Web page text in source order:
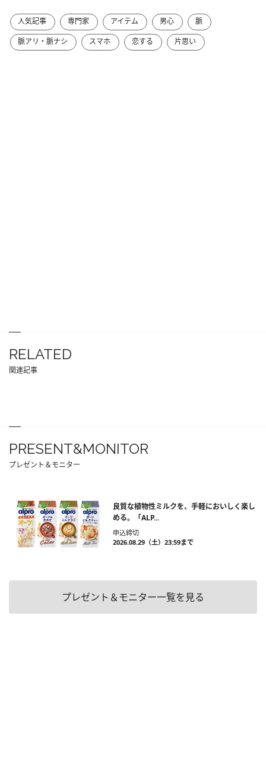
人気記事 専門家 アイテム 男心
脈
脈アリ・脈ナシ
スマホ 恋する 片思い
RELATED
関連記事
PRESENT&MONITOR
プレゼント＆モニター
良質な植物性ミルクを、手軽においしく楽し
める。「ALP...
申込締切
2026.08.29（土）23:59まで
プレゼント＆モニター一覧を見る